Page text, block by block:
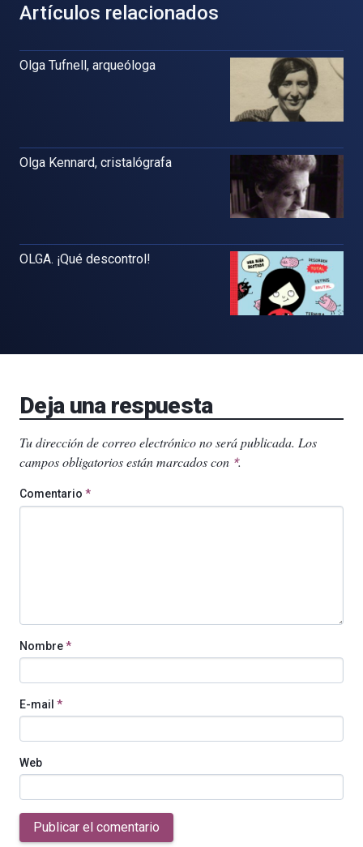
Artículos relacionados
Olga Tufnell, arqueóloga
Olga Kennard, cristalógrafa
OLGA. ¡Qué descontrol!
Deja una respuesta
Tu dirección de correo electrónico no será publicada. Los
campos obligatorios están marcados con *.
Comentario *
Nombre*
E-mail *
Web
Publicar el comentario